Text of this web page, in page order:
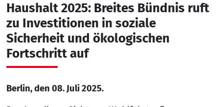
Haushalt 2025: Breites Bündnis ruft
zu Investitionen in soziale
Sicherheit und ökologischen
Fortschritt auf
Berlin, den 08. Juli 2025.